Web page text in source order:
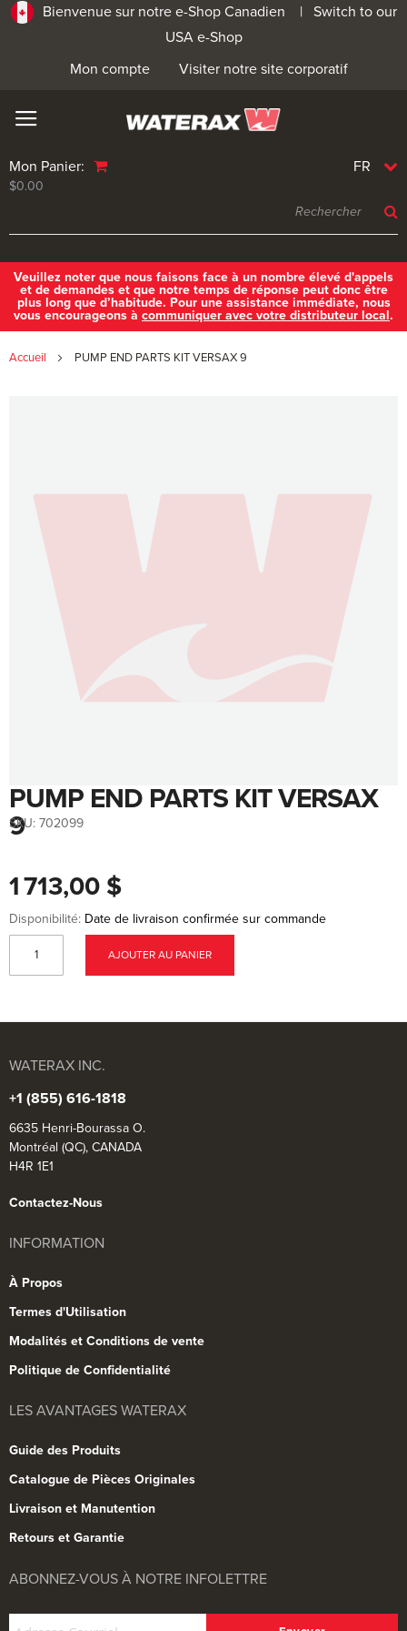
Bienvenue sur notre e-Shop Canadien | Switch to our
USA e-Shop
Visiter notre site corporatif
Mon compte
FR
Mon Panier:
$0.00
Veuillez noter que nous faisons face à un nombre élevé d'appels
et de demandes et que notre temps de réponse peut donc être
plus long que d’habitude. Pour une assistance immédiate, nous
vous encourageons à communiquer avec votre distributeur local.
Accueil PUMP END PARTS KIT VERSAX 9
Skip
to
the
beginning
gallery
PUMP END PARTS KIT VERSAX
9
1 713,00 $
SKU: 702099
Disponibilité: Date de livraison confirmée sur commande
AJOUTER AU PANIER
WATERAX INC.
+1 (855) 616-1818
6635 Henri-Bourassa O.
Montréal (QC), CANADA
H4R 1E1
Contactez-Nous
INFORMATION
À Propos
Termes d'Utilisation
Modalités et Conditions de vente
Politique de Confidentialité
LES AVANTAGES WATERAX
Guide des Produits
Catalogue de Pièces Originales
Livraison et Manutention
Retours et Garantie
ABONNEZ-VOUS À NOTRE INFOLETTRE